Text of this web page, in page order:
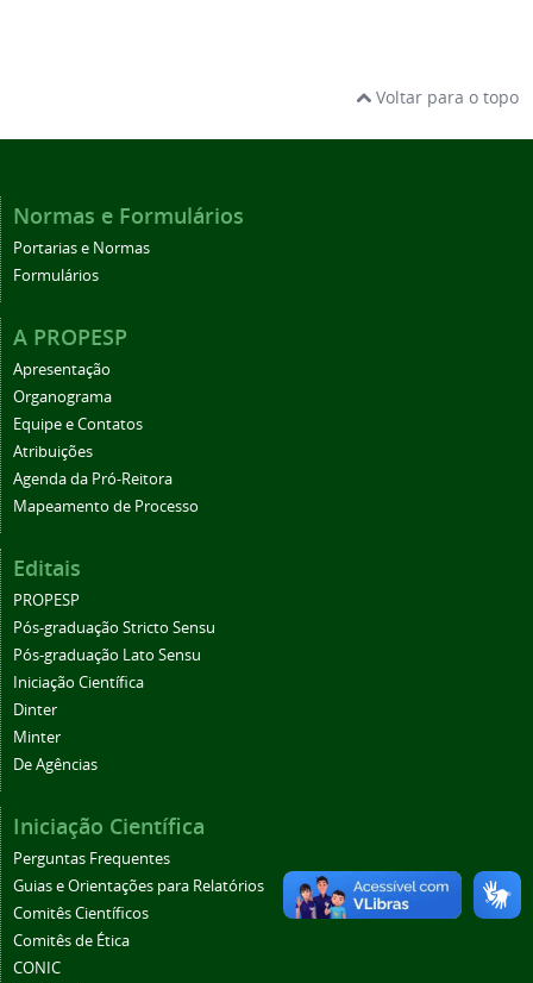
Voltar para o topo
Normas e Formulários
Portarias e Normas
Formulários
A PROPESP
Apresentação
Organograma
Equipe e Contatos
Atribuições
Agenda da Pró-Reitora
Mapeamento de Processo
Editais
PROPESP
Pós-graduação Stricto Sensu
Pós-graduação Lato Sensu
Iniciação Científica
Dinter
Minter
De Agências
Iniciação Científica
Perguntas Frequentes
Guias e Orientações para Relatórios
Comitês Científicos
Comitês de Ética
CONIC